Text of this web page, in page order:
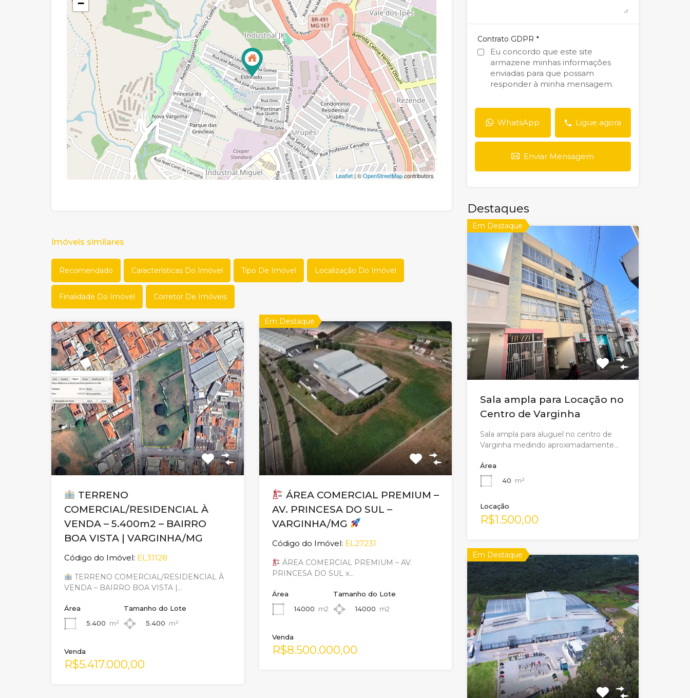
−
Leaflet| ©OpenStreetMapcontributors
Imóveis similares
Recomendado Características Do Imóvel Tipo De Imóvel Localização Do Imóvel
Finalidade Do Imóvel Corretor De Imóveis
TERRENO
COMERCIAL/RESIDENCIAL À
VENDA – 5.400m2 – BAIRRO
BOA VISTA | VARGINHA/MG
Código do Imóvel: EL31128
TERRENO COMERCIAL/RESIDENCIAL À
VENDA – BAIRRO BOA VISTA |…
Área
5.400 m²
Tamanho do Lote
5.400 m²
Venda
R$5.417.000,00
Em Destaque
ÁREA COMERCIAL PREMIUM –
AV. PRINCESA DO SUL –
VARGINHA/MG
Código do Imóvel: EL27231
ÁREA COMERCIAL PREMIUM – AV.
PRINCESA DO SUL x…
Área
14000 m2
Tamanho do Lote
14000 m2
Venda
R$8.500.000,00
Contrato GDPR *
Eu concordo que este site
armazene minhas informações
enviadas para que possam
responder à minha mensagem.
WhatsApp Ligue agora
Enviar Mensagem
Destaques
Em Destaque
Sala ampla para Locação no
Centro de Varginha
Sala ampla para aluguel no centro de
Varginha medindo aproximadamente…
Área
40 m²
Locação
R$1.500,00
Em Destaque